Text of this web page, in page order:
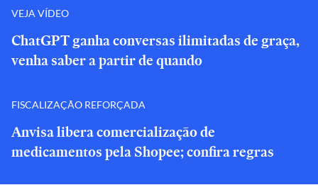
VEJA VÍDEO
ChatGPT ganha conversas ilimitadas de graça,
venha saber a partir de quando
FISCALIZAÇÃO REFORÇADA
Anvisa libera comercialização de
medicamentos pela Shopee; confira regras